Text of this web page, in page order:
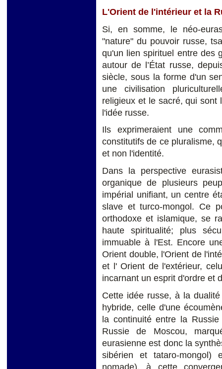
L'Orient de l'intérieur et la
Si, en somme, le néo-
"nature" du pouvoir russe,
qu'un lien spirituel entre des
autour de l’État russe,
siècle, sous la forme d'un
une civilisation
religieux et le sacré, qui sont
l'idée russe.
Ils exprimeraient une
constitutifs de ce pluralisme,
et non l'identité.
Dans la perspective
organique de plusieurs
impérial unifiant, un centre
slave et turco-mongol. Ce
orthodoxe et islamique, se
haute spiritualité; plus
immuable à l'Est. Encore
Orient double, l'Orient de
et l' Orient de l'extérieur,
incarnant un esprit d'ordre et
Cette idée russe, à la
hybride, celle d'une
la continuité entre la
Russie de Moscou,
eurasienne est donc la
sibérien et tataro-mongol)
nomade), à cette